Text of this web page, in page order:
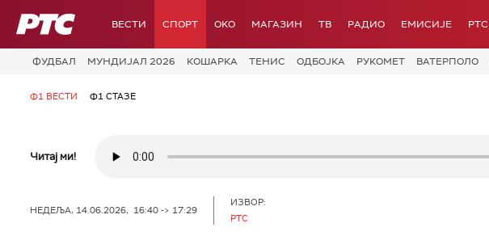
РТС ВЕСТИ СПОРТ OKO МАГАЗИН ТВ РАДИО ЕМИСИЈЕ РТС
ФУДБАЛ МУНДИЈАЛ 2026 КОШАРКА ТЕНИС ОДБОЈКА РУКОМЕТ ВАТЕРПОЛО
Ф1 ВЕСТИ Ф1 СТАЗЕ
Читај ми!
НЕДЕЉА, 14.06.2026, 16:40 -> 17:29
ИЗВОР:
РТС